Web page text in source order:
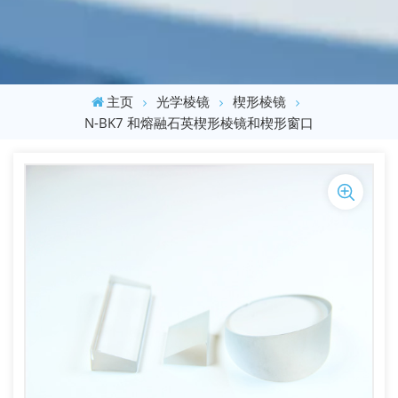
主页 光学棱镜
楔形棱镜
N-BK7 和熔融石英楔形棱镜和楔形窗口